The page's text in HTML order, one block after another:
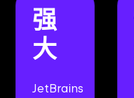
强
大
JetBrains